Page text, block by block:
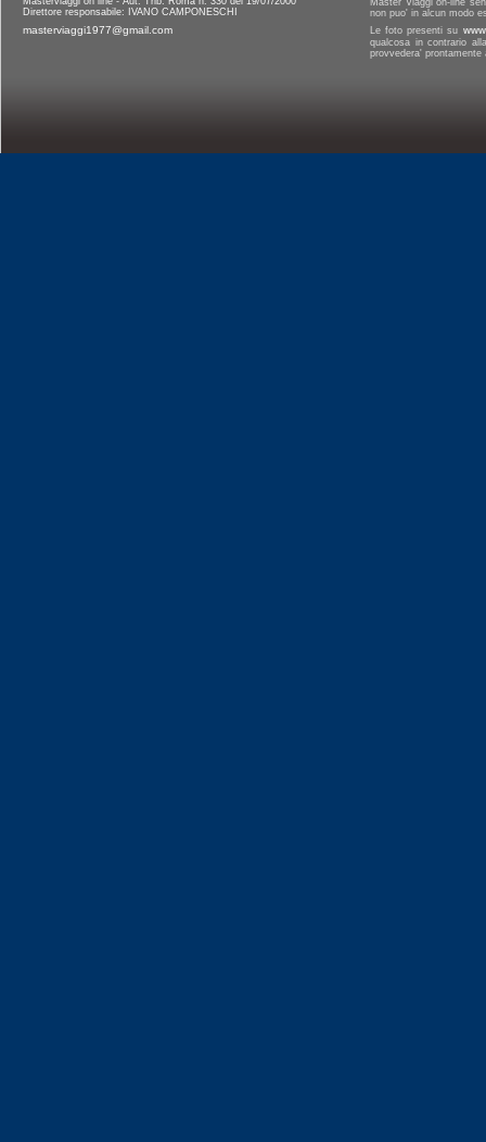
Direttore responsabile: IVANO CAMPONESCHI
masterviaggi1977@gmail.com
Master Viaggi on-line
non puo' in alcun modo
Le foto presenti su
qualcosa in contrario
provvedera'